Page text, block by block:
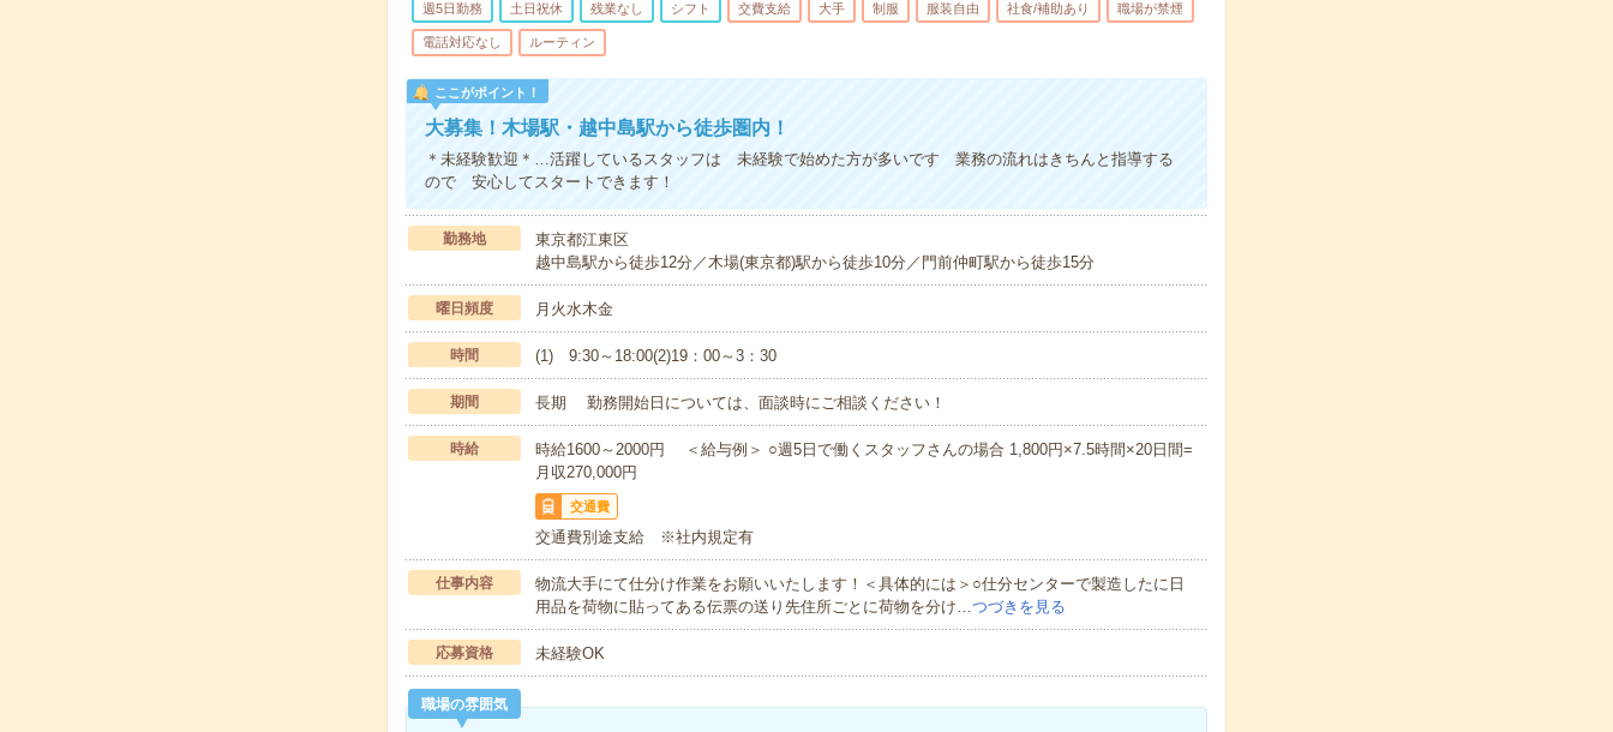
週5日勤務 土日祝休 残業なし シフト 交費支給 大手 制服 服装自由 社食/補助あり 職場が禁煙
電話対応なし ルーティン
ここがポイント！
大募集！木場駅・越中島駅から徒歩圏内！
＊未経験歓迎＊…活躍しているスタッフは 未経験で始めた方が多いです 業務の流れはきちんと指導する
ので 安心してスタートできます！
勤務地
東京都江東区
越中島駅から徒歩12分／木場(東京都)駅から徒歩10分／門前仲町駅から徒歩15分
曜日頻度 月火水木金
時間 (1) 9:30～18:00(2)19：00～3：30
期間 長期 勤務開始日については、面談時にご相談ください！
時給
時給1600～2000円 ＜給与例＞ ○週5日で働くスタッフさんの場合 1,800円×7.5時間×20日間=
月収270,000円
交通費
交通費別途支給 ※社内規定有
仕事内容
物流大手にて仕分け作業をお願いいたします！＜具体的には＞○仕分センターで製造したに日
用品を荷物に貼ってある伝票の送り先住所ごとに荷物を分け…つづきを見る
応募資格 未経験OK
職場の雰囲気